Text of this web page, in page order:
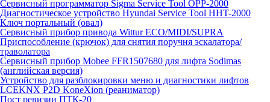
Сервисный программатор Sigma Service Tool OPP-2000
Диагностическое устройство Hyundai Service Tool HHT-2000
Ключ портальный (овал)
Сервисный прибор привода Wittur ECO/MIDI/SUPRA
Приспособление (крючок) для снятия поручня эскалатора/
траволатора
Сервисный прибор Mobee FFR1507680 для лифта Sodimas
(английская версия)
Устройство для разблокировки меню и диагностики лифтов
LCEKNX P2D KoneXion (реаниматор)
Пост ревизии ПТК-20